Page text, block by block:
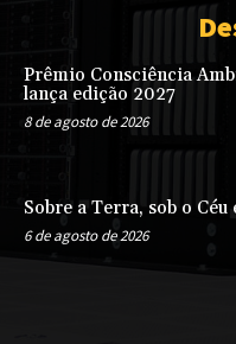
Prêmio Consciência
lança edição 2027
8 de agosto de 2026
Sobre a Terra, sob o
6 de agosto de 2026